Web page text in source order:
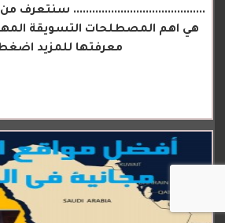
.......................................... سنتعرف من
هي اهم المصطلحات التسويقة
معرفتها للمزيد